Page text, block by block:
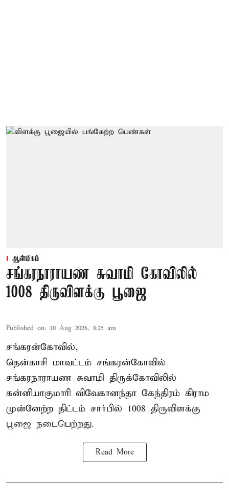
ஆன்மிகம்
சங்கரநாராயண சுவாமி கோவிலில்
1008 திருவிளக்கு பூஜை
Published on: 10 Aug 2026, 8:25 am
சங்கரன்கோவில்,
தென்காசி மாவட்டம் சங்கரன்கோவில்
சங்கரநாராயண சுவாமி திருக்கோவிலில்
கன்னியாகுமாரி விவேகானந்தா கேந்திரம் கிராம
முன்னேற்ற திட்டம் சார்பில் 1008 திருவிளக்கு
பூஜை நடைபெற்றது.
Read More